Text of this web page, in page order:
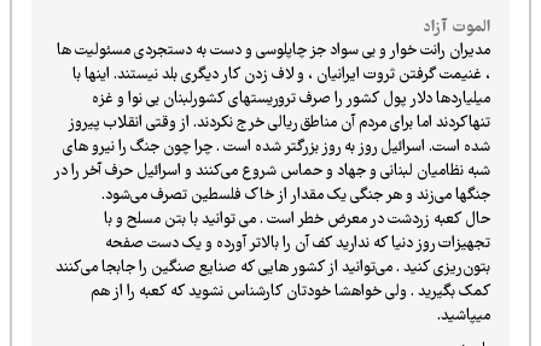
الموت آزاد
مدیران رانت خوار و بی سواد جز چاپلوسی و دست به دستجردی مسئولیت ها
، غنیمت گرفتن ثروت ایرانیان ، و لاف زدن کار دیگری بلد نیستند. اینها با
میلیاردها دلار پول کشور را صرف تروریستهای کشورلبنان بی نوا و غزه
تنهاکردند اما برای مردم آن مناطق ریالی خرج نکردند. از وقتی انقلاب پیروز
شده است. اسرائیل روز به روز بزرگتر شده است . چرا چون جنگ را نیرو های
شبه نظامیان لبنانی و جهاد و حماس شروع می‌کنند و اسرائیل حرف آخر را در
جنگها می‌زند و هر جنگی یک مقدار از خاک فلسطین تصرف می‌شود.
حال کعبه زردشت در معرض خطر است . می توانید با بتن مسلح و با
تجهیزات روز دنیا که ندارید کف آن را بالاتر آورده و یک دست صفحه
بتون‌ریزی کنید . می‌توانید از کشور هایی که صنایع صنگین را جابجا می‌کنند
کمک بگیرید . ولی خواهشا خودتان کارشناس نشوید که کعبه را از هم
میپاشید.